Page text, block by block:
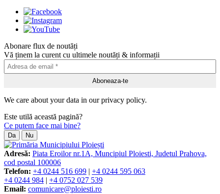
Abonare flux de noutăți
Vă ținem la curent cu ultimele noutăți & informații
We care about your data in our privacy policy.
Este utilă această pagină?
Ce putem face mai bine?
Da Nu
Adresă: Piata Eroilor nr.1A, Muncipiul Ploiesti, Judetul Prahova,
cod postal 100006
Telefon: +4 0244 516 699
+4 0244 595 063
+4 0244 984
+4 0752 027 539
Email: comunicare@ploiesti.ro